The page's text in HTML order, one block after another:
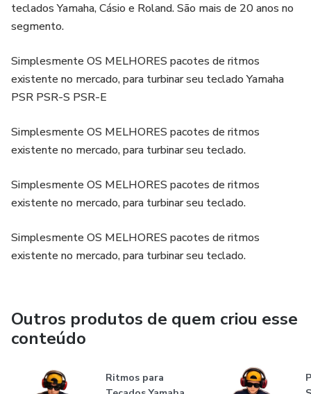
BATIDA LOUCA 2
BONDE DO BRASIL 2
CAIO COSTA
CALCINHA PRETA
CIDO DOS TECLADOS 1
CINTURA DE MOLA
teclados Yamaha, Cásio e Roland. São mais de 20 anos no
segmento.
Simplesmente OS MELHORES pacotes de ritmos
existente no mercado, para turbinar seu teclado Yamaha
PSR PSR-S PSR-E
Simplesmente OS MELHORES pacotes de ritmos
existente no mercado, para turbinar seu teclado.
Simplesmente OS MELHORES pacotes de ritmos
existente no mercado, para turbinar seu teclado.
Simplesmente OS MELHORES pacotes de ritmos
existente no mercado, para turbinar seu teclado.
Outros produtos de quem criou esse
conteúdo
Ritmos para